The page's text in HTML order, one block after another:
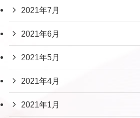
2021年7月
2021年6月
2021年5月
2021年4月
2021年1月